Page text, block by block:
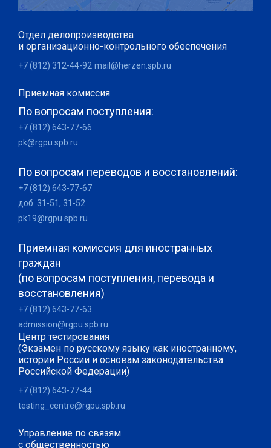
Отдел делопроизводства
и организационно-контрольного обеспечения
+7 (812) 312-44-92 mail@herzen.spb.ru
Приемная комиссия
По вопросам поступления:
+7 (812) 643-77-66
pk@rgpu.spb.ru
По вопросам переводов и восстановлений:
+7 (812) 643-77-67
доб. 31-51, 31-52
pk19@rgpu.spb.ru
Приемная комиссия для иностранных
граждан
(по вопросам поступления, перевода и
восстановления)
+7 (812) 643-77-63
admission@rgpu.spb.ru
Центр тестирования
(Экзамен по русскому языку как иностранному,
истории России и основам законодательства
Российской Федерации)
+7 (812) 643-77-44
testing_centre@rgpu.spb.ru
Управление по связям
с общественностью